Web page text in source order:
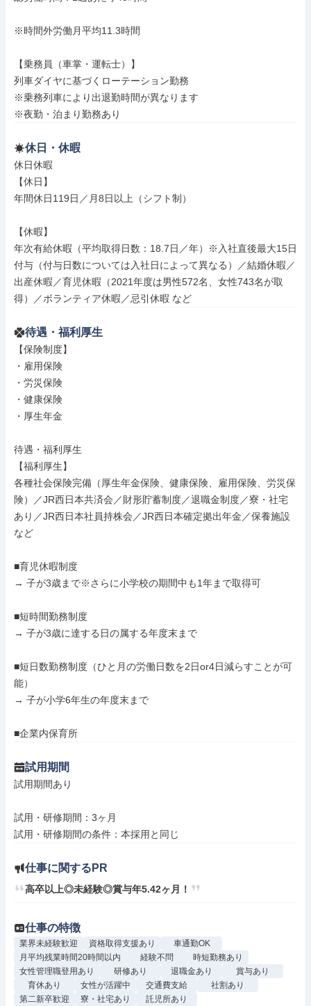
※時間外労働月平均11.3時間
【乗務員（車掌・運転士）】
列車ダイヤに基づくローテーション勤務
※乗務列車により出退勤時間が異なります
※夜勤・泊まり勤務あり
休日・休暇
休日休暇
【休日】
年間休日119日／月8日以上（シフト制）
【休暇】
年次有給休暇（平均取得日数：18.7日／年）※入社直後最大15日
付与（付与日数については入社日によって異なる）／結婚休暇／
出産休暇／育児休暇（2021年度は男性572名、女性743名が取
得）／ボランティア休暇／忌引休暇 など
待遇・福利厚生
【保険制度】
・雇用保険
・労災保険
・健康保険
・厚生年金
待遇・福利厚生
【福利厚生】
各種社会保険完備（厚生年金保険、健康保険、雇用保険、労災保
険）／JR西日本共済会／財形貯蓄制度／退職金制度／寮・社宅
あり／JR西日本社員持株会／JR西日本確定拠出年金／保養施設
など
■育児休暇制度
→ 子が3歳まで※さらに小学校の期間中も1年まで取得可
■短時間勤務制度
→ 子が3歳に達する日の属する年度末まで
■短日数勤務制度（ひと月の労働日数を2日or4日減らすことが可
能）
→ 子が小学6年生の年度末まで
■企業内保育所
試用期間
試用期間あり
試用・研修期間：3ヶ月
仕事に関するPR
高卒以上◎未経験◎賞与年5.42ヶ月！
仕事の特徴
業界未経験歓迎 資格取得支援あり
車通勤OK
月平均残業時間20時間以内
経験不問
時短勤務あり
女性管理職登用あり
研修あり 退職金あり
賞与あり
育休あり
女性が活躍中 交通費支給
社割あり
第二新卒歓迎
寮・社宅あり 託児所あり